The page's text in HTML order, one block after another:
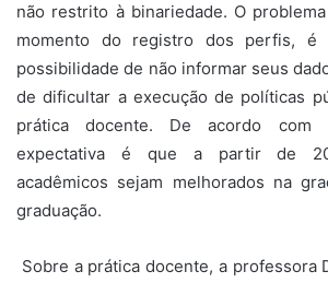
não restrito à binariedade. O
momento do registro dos perfis, é
possibilidade de não informar seus
de dificultar a execução de políticas
prática docente. De acordo com
expectativa é que a partir de
acadêmicos sejam melhorados na
graduação.
Sobre a prática docente, a professora